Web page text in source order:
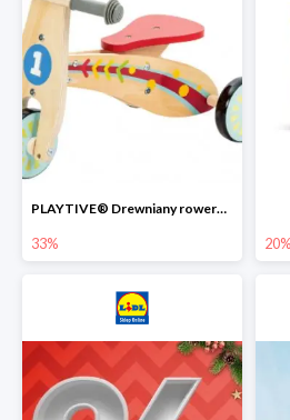
PLAYTIVE® Drewniany rowerek biegowy -33%
33% 20%